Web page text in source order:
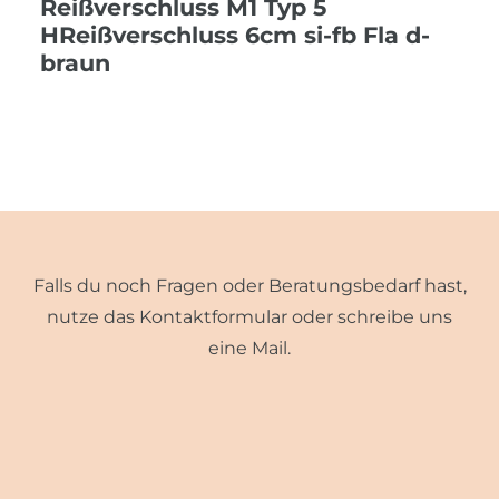
Reißverschluss M1 Typ 5
HReißverschluss 6cm si-fb Fla d-
braun
Falls du noch Fragen oder Beratungsbedarf hast,
nutze das Kontaktformular oder schreibe uns
eine Mail.